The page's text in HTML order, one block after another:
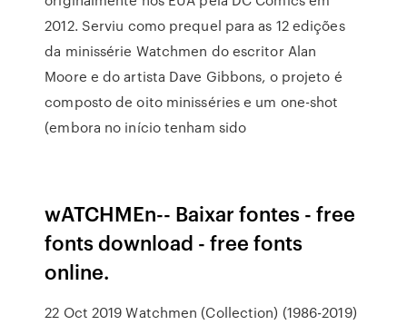
2012. Serviu como prequel para as 12 edições
da minissérie Watchmen do escritor Alan
Moore e do artista Dave Gibbons, o projeto é
composto de oito minisséries e um one-shot
(embora no início tenham sido
wATCHMEn-- Baixar fontes - free
fonts download - free fonts
online.
22 Oct 2019 Watchmen (Collection) (1986-2019)